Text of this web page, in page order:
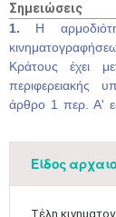
Σημειώσεις
1. Η
Κράτους έχει
περιφερειακής
άρθρο 1 περ. Α'
Είδος
Τέλη
24
•
25
•
31
•
Ιουν
•
• •
•
15
•